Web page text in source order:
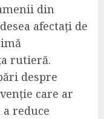
din
afectați de
rutieră.
despre
care ar
reduce